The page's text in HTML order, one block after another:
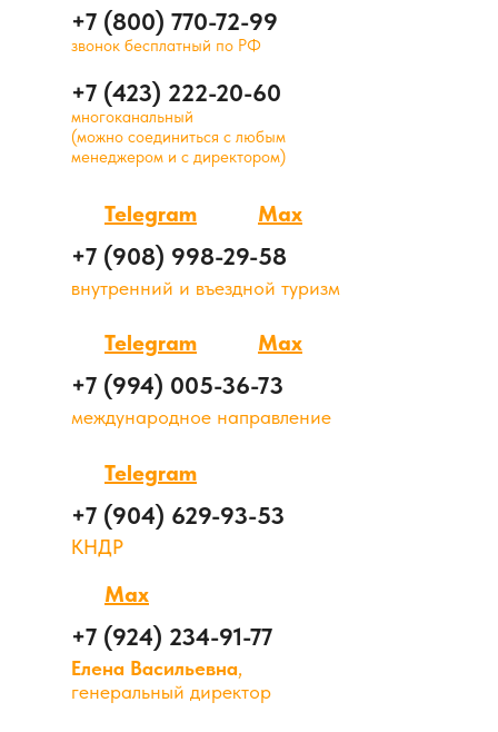
+7 (800) 770-72-99
+7 (423) 222-20-60
звонок бесплатный по РФ
+7 (908) 998-29-58
многоканальный
(можно соединиться с любым
менеджером и с директором)
Telegram
Telegram
Telegram
+7 (994) 005-36-73
+7 (904) 629-93-53
международное направление
внутренний и въездной туризм
КНДР
+7 (924) 234-91-77
Елена Васильевна,
генеральный директор
Max
Max
Max